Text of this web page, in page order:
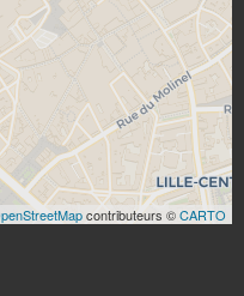
contributeurs ©CARTO